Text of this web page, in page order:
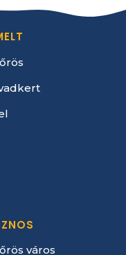
város